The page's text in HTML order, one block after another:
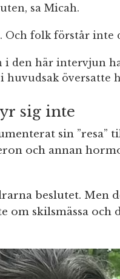
sa Micah.
Och folk förstår inte
i den här intervjun
huvudsak översatte
sig inte
sin ”resa”
och annan
beslutet. Men
om skilsmässa och